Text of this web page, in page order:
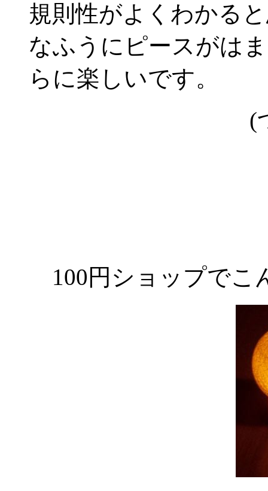
規則性がよくわかる
なふうにピースがは
らに楽しいです。
(
100円ショップでこ